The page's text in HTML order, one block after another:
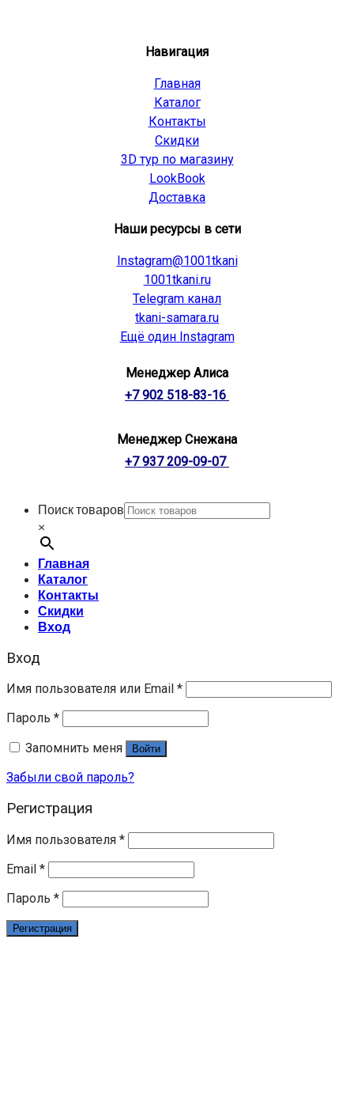
Навигация
Главная
Каталог
Контакты
Скидки
3D тур по магазину
LookBook
Доставка
Наши ресурсы в сети
Instagram@1001tkani
1001tkani.ru
Telegram канал
tkani-samara.ru
Ещё один Instagram
Менеджер Алиса
+7 902 518-83-16
Менеджер Снежана
+7 937 209-09-07
Поиск товаров
×
Главная
Каталог
Контакты
Скидки
Вход
Вход
Имя пользователя или Email *
Пароль *
Запомнить меня
Войти
Забыли свой пароль?
Регистрация
Имя пользователя *
Email *
Пароль *
Регистрация